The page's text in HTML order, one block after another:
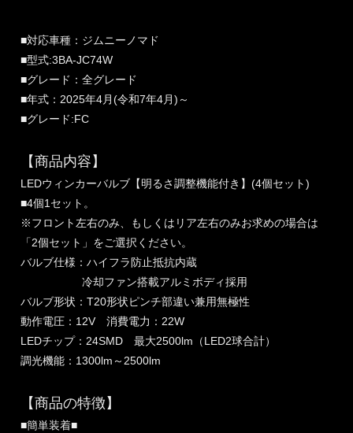
■対応車種：ジムニーノマド
■型式:3BA-JC74W
■グレード：全グレード
■年式：2025年4月(令和7年4月)～
■グレード:FC
【商品内容】
LEDウィンカーバルブ【明るさ調整機能付き】(4個セット)
■4個1セット。
※フロント左右のみ、もしくはリア左右のみお求めの場合は
「2個セット」をご選択ください。
バルブ仕様：ハイフラ防止抵抗内蔵
冷却ファン搭載アルミボディ採用
バルブ形状：T20形状ピンチ部違い兼用無極性
動作電圧：12V 消費電力：22W
LEDチップ：24SMD 最大2500lm（LED2球合計）
調光機能：1300lm～2500lm
【商品の特徴】
■簡単装着■